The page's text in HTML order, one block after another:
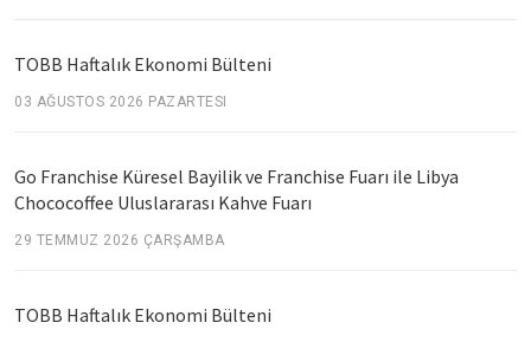
TOBB Haftalık Ekonomi Bülteni
03 AĞUSTOS 2026 PAZARTESI
Go Franchise Küresel Bayilik ve Franchise Fuarı ile Libya
Chococoffee Uluslararası Kahve Fuarı
29 TEMMUZ 2026 ÇARŞAMBA
TOBB Haftalık Ekonomi Bülteni